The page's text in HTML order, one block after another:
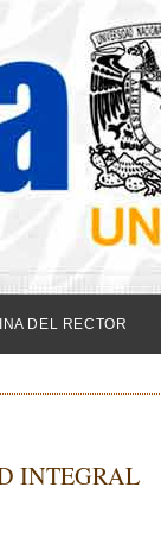
DEL RECTOR
INTEGRAL